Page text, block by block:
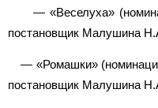
— «Веселуха»
постановщик Малушина
— «Ромашки»
постановщик Малушина